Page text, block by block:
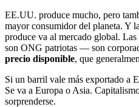
EE.UU. produce mucho, pero
mayor consumidor del planeta. Y
produce va al mercado global. Las
son ONG patriotas — son
precio disponible, que
Si un barril vale más exportado a
Se va a Europa o Asia.
sorprenderse.